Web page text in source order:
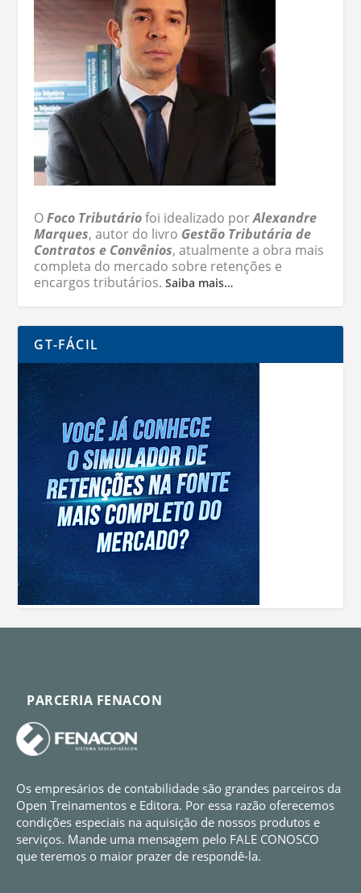
OFoco Tributáriofoi idealizado porAlexandre
Marques, autor do livro Gestão Tributária de
Contratos e Convênios, atualmente a obra mais
completa do mercado sobre retenções e
encargos tributários.Saiba mais…
GT-FÁCIL
PARCERIA FENACON
Os empresários de contabilidade são grandes parceiros da
Open Treinamentos e Editora. Por essa razão oferecemos
condições especiais na aquisição de nossos produtos e
serviços. Mande uma mensagem pelo FALE CONOSCO
que teremos o maior prazer de respondê-la.